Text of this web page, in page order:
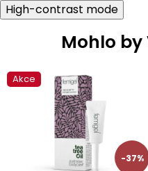
High-contrast mode
Mohlo
Akce
-37%